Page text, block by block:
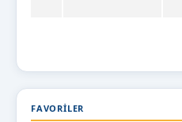
FAVORILER